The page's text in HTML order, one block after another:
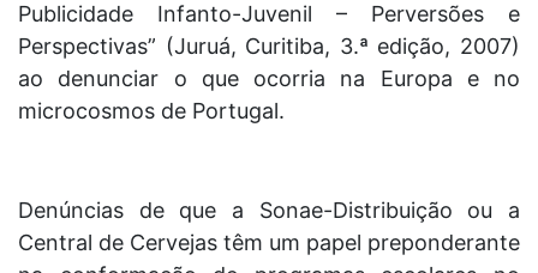
Publicidade Infanto-Juvenil – Perversões e
Perspectivas” (Juruá, Curitiba, 3.ª edição, 2007)
ao denunciar o que ocorria na Europa e no
microcosmos de Portugal.
Denúncias de que a Sonae-Distribuição ou a
Central de Cervejas têm um papel preponderante